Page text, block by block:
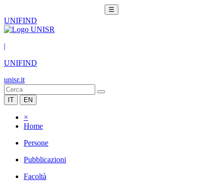
☰
UNIFIND
|
UNIFIND
unisr.it
IT EN
×
Home
Persone
Pubblicazioni
Facoltà